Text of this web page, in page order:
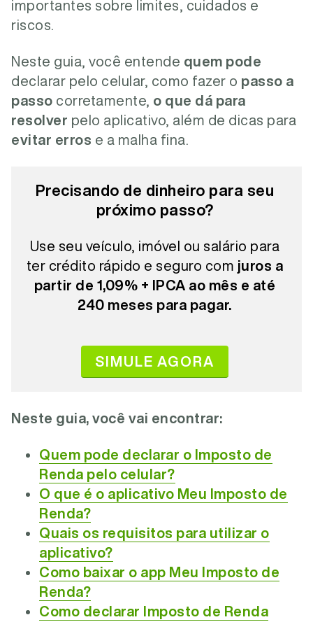
importantes sobre limites, cuidados e
riscos.
Neste guia, você entende quem pode
declarar pelo celular, como fazer o passo a
passo corretamente, o que dá para
resolver pelo aplicativo, além de dicas para
evitar erros e a malha fina.
Precisando de dinheiro para seu
próximo passo?
Use seu veículo, imóvel ou salário para
ter crédito rápido e seguro com juros a
partir de 1,09% + IPCA ao mês e até
240 meses para pagar.
SIMULE AGORA
Neste guia, você vai encontrar:
Quem pode declarar o Imposto de
Renda pelo celular?
O que é o aplicativo Meu Imposto de
Renda?
Quais os requisitos para utilizar o
aplicativo?
Como baixar o app Meu Imposto de
Renda?
Como declarar Imposto de Renda